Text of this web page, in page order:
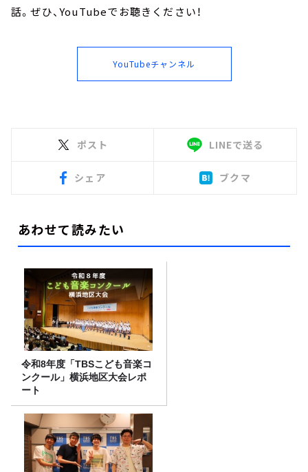
話。ぜひ、YouTubeでお聴きください！
YouTubeチャンネル
ポスト LINEで送る
シェア ブクマ
あわせて読みたい
令和8年度「TBSこども音楽コ
ンクール」横浜地区大会レポ
ート